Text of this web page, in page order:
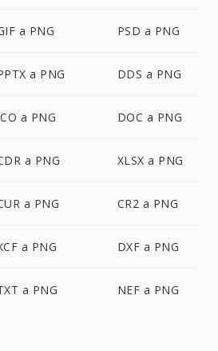
a PNG PSD a PNG
a PNG DDS a PNG
a PNG DOC a PNG
a PNG XLSX a PNG
a PNG CR2 a PNG
a PNG DXF a PNG
a PNG NEF a PNG